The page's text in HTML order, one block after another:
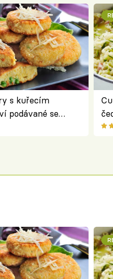
s kuřecím
podávané se